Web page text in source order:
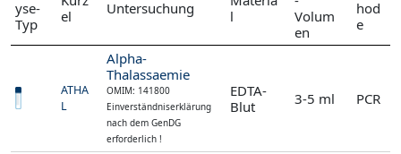
yse-
Typ
el
Untersuchung
l
Volum
en
hod
e
ATHA
L
Alpha-
Thalassaemie
OMIM: 141800
Einverständniserklärung
nach dem GenDG
erforderlich !
EDTA-
Blut
3-5 ml PCR